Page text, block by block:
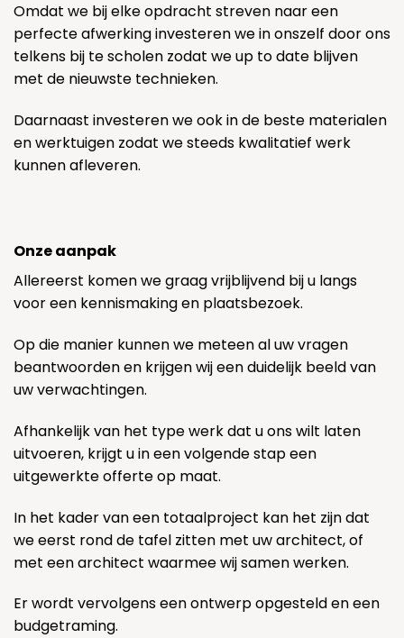
Omdat we bij elke opdracht streven naar een
perfecte afwerking investeren we in onszelf door ons
telkens bij te scholen zodat we up to date blijven
met de nieuwste technieken.
Daarnaast investeren we ook in de beste materialen
en werktuigen zodat we steeds kwalitatief werk
kunnen afleveren.
Onze aanpak
Allereerst komen we graag vrijblijvend bij u langs
voor een kennismaking en plaatsbezoek.
Op die manier kunnen we meteen al uw vragen
beantwoorden en krijgen wij een duidelijk beeld van
uw verwachtingen.
Afhankelijk van het type werk dat u ons wilt laten
uitvoeren, krijgt u in een volgende stap een
uitgewerkte offerte op maat.
In het kader van een totaalproject kan het zijn dat
we eerst rond de tafel zitten met uw architect, of
met een architect waarmee wij samen werken.
Er wordt vervolgens een ontwerp opgesteld en een
budgetraming.